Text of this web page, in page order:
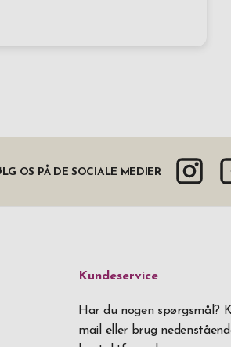
OS PÅ DE SOCIALE MEDIER
Kundeservice
Har du nogen spørgsmål?
mail eller brug